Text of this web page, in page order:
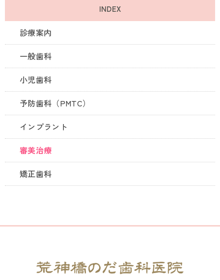
INDEX
診療案内
一般歯科
小児歯科
予防歯科（PMTC）
インプラント
審美治療
矯正歯科